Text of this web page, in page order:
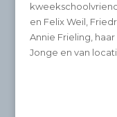
en Felix Weil,
Annie Frieling,
Jonge en van